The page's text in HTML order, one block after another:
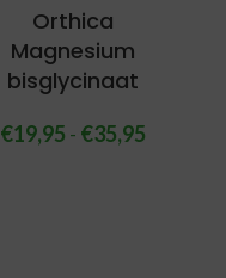
Orthica
Magnesium
bisglycinaat
€19,95 - €35,95